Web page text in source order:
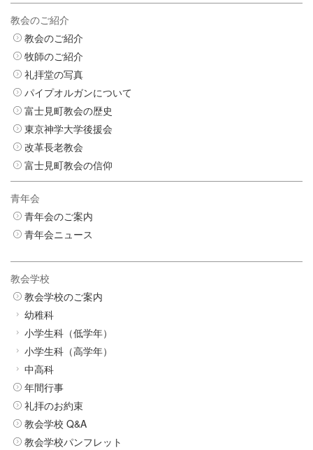
教会のご紹介
教会のご紹介
牧師のご紹介
礼拝堂の写真
パイプオルガンについて
富士見町教会の歴史
東京神学大学後援会
改革長老教会
富士見町教会の信仰
青年会
青年会のご案内
青年会ニュース
教会学校
教会学校のご案内
幼稚科
小学生科（低学年）
小学生科（高学年）
中高科
年間行事
礼拝のお約束
教会学校 Q&A
教会学校パンフレット